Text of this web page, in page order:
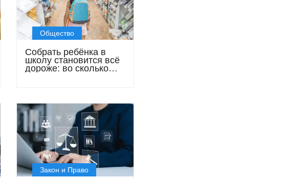
Общество
Собрать ребёнка в
школу становится всё
дороже: во сколько
Закон и Право